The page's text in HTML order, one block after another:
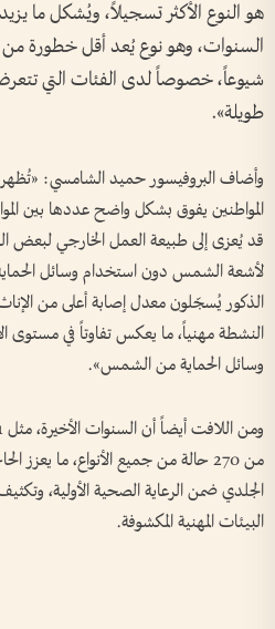
هو النوع الأكثر تسجيلاً، ويُشكل ما
السنوات، وهو نوع يُعد أقل خطورة من
شيوعاً، خصوصاً لدى الفئات التي
طويلة».
وأضاف البروفيسور حميد الشامسي: «تُظهر
المواطنين يفوق بشكل واضح عددها بين
قد يُعزى إلى طبيعة العمل الخارجي لبعض
لأشعة الشمس دون استخدام وسائل
الذكور يُسجّلون معدل إصابة أعلى من
النشطة مهنياً، ما يعكس تفاوتاً في مستوى
وسائل الحماية من الشمس».
من 270 حالة من جميع الأنواع، ما
الجلدي ضمن الرعاية الصحية الأولية،
البيئات المهنية المكشوفة.